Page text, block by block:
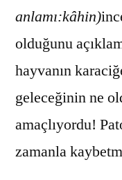
anlamı:kâhin)
olduğunu
hayvanın
geleceğinin ne
amaçlıyordu!
zamanla